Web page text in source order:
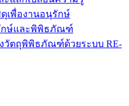
เพื่องานอนุรักษ์
กษ์และพิพิธภัณฑ์
วัตถุพิพิธภัณฑ์ด้วยระบบ RE-